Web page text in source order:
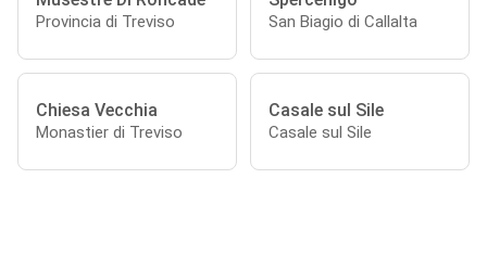
Provincia di Treviso San Biagio di Callalta
Chiesa Vecchia
Monastier di Treviso
Casale sul Sile
Casale sul Sile